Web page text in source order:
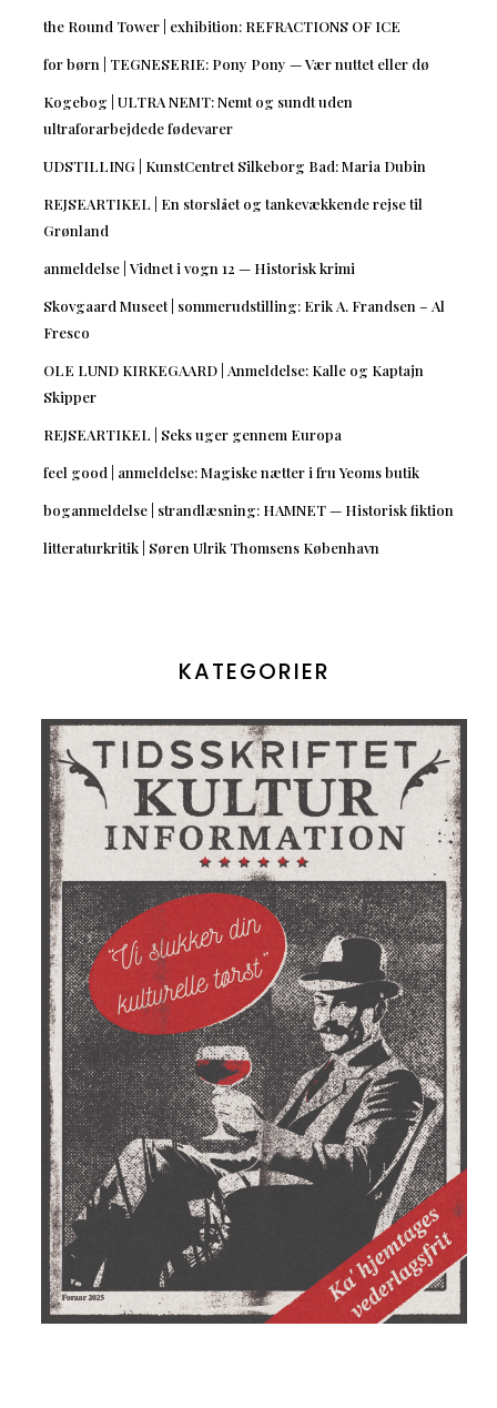
the Round Tower | exhibition: REFRACTIONS OF ICE
for børn | TEGNESERIE: Pony Pony — Vær nuttet eller dø
Kogebog | ULTRA NEMT: Nemt og sundt uden
ultraforarbejdede fødevarer
UDSTILLING | KunstCentret Silkeborg Bad: Maria Dubin
REJSEARTIKEL | En storslået og tankevækkende rejse til
Grønland
anmeldelse | Vidnet i vogn 12 — Historisk krimi
Skovgaard Museet | sommerudstilling: Erik A. Frandsen – Al
Fresco
OLE LUND KIRKEGAARD | Anmeldelse: Kalle og Kaptajn
Skipper
REJSEARTIKEL | Seks uger gennem Europa
feel good | anmeldelse: Magiske nætter i fru Yeoms butik
boganmeldelse | strandlæsning: HAMNET — Historisk fiktion
litteraturkritik | Søren Ulrik Thomsens København
KATEGORIER